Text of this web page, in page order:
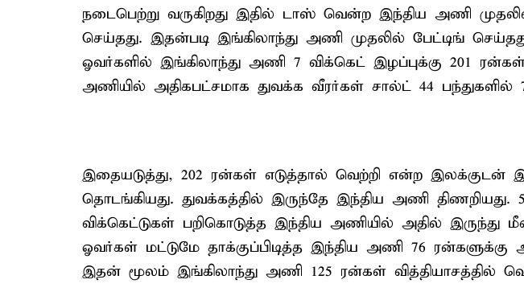
நடைபெற்று வருகிறது இதில் டாஸ் வென்ற இந்திய அணி
செய்தது. இதன்படி இங்கிலாந்து அணி முதலில் பேட்டிங்
ஓவர்களில் இங்கிலாந்து அணி 7 விக்கெட் இழப்புக்கு 201
அணியில் அதிகபட்சமாக துவக்க வீரர்கள் சால்ட் 44 பந்துகளில்
இதையடுத்து, 202 ரன்கள் எடுத்தால் வெற்றி என்ற இலக்குடன்
தொடங்கியது. துவக்கத்தில் இருந்தே இந்திய அணி திணறியது.
விக்கெட்டுகள் பறிகொடுத்த இந்திய அணியில் அதில் இருந்து
ஓவர்கள் மட்டுமே தாக்குப்பிடித்த இந்திய அணி 76
இதன் மூலம் இங்கிலாந்து அணி 125 ரன்கள் வித்தியாசத்தில்